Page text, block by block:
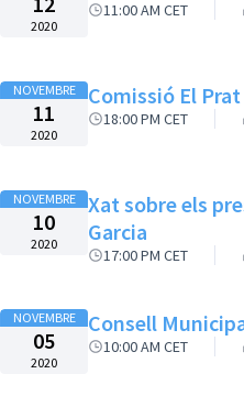
2020
11:00 AM CET
NOVEMBRE
11
2020
Comissió El
18:00 PM CET
NOVEMBRE
10
2020
Xat sobre els
Garcia
17:00 PM CET
NOVEMBRE
05
2020
Consell
10:00 AM CET